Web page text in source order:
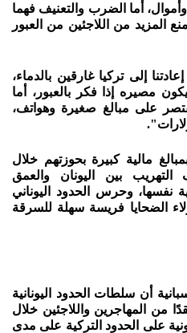
أما الضرب والتعنيف فهما
المزيد من اللاجئين من العبور
إلى تركيا غارقين بالدماء،
مصيره إذا فكر بالعبور، أما
على مبالغ صغيرة وهواتف،
مالية كبيرة بحوزتهم خلال
التهريب بين اليونان والعمق
نفسها، وحرس الحدود اليوناني
الضحايا فريسة سهلة للسرقة
أن سلطات الحدود اليونانية
يورو نقدًا من المهاجرين واللاجئين خلال
على الحدود التركية على مدى